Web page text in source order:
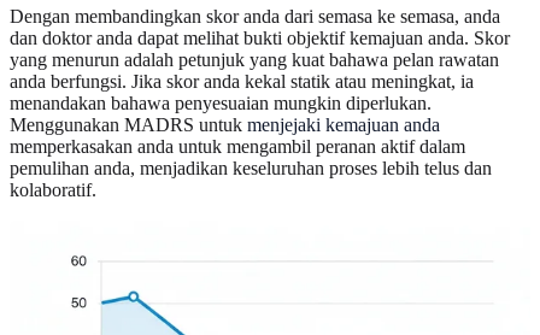
Dengan membandingkan skor anda dari semasa ke semasa, anda
dan doktor anda dapat melihat bukti objektif kemajuan anda. Skor
yang menurun adalah petunjuk yang kuat bahawa pelan rawatan
anda berfungsi. Jika skor anda kekal statik atau meningkat, ia
menandakan bahawa penyesuaian mungkin diperlukan.
Menggunakan MADRS untuk menjejaki kemajuan anda
memperkasakan anda untuk mengambil peranan aktif dalam
pemulihan anda, menjadikan keseluruhan proses lebih telus dan
kolaboratif.